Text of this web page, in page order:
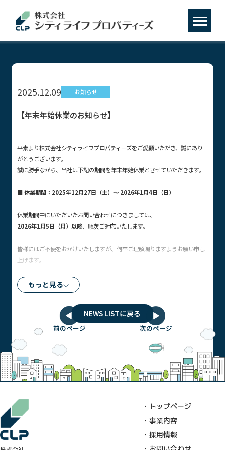
2025.12.09 お知らせ
【年末年始休業のお知らせ】
平素より株式会社シティライフプロパティーズをご愛顧いただき、誠にあり
がとうございます。
誠に勝手ながら、当社は下記の期間を年末年始休業とさせていただきます。
■休業期間： 2025年12月27日（土）～ 2026年1月4日（日）
休業期間中にいただいたお問い合わせにつきましては、
2026年1月5日（月）以降、順次ご対応いたします。
皆様にはご不便をおかけいたしますが、何卒ご理解賜りますようお願い申し
上げます。
もっと見る
前のページ 次のページ
NEWS LISTに戻る
・トップページ
・事業内容
・採用情報